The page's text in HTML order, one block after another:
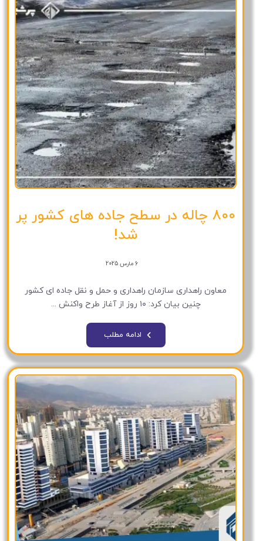
۸۰۰ چاله در سطح جاده های کشور پر
شد!
6 مارس 2025
معاون راهداری سازمان راهداری و حمل و نقل جاده ای کشور
چنین بیان کرد: ۱۰ روز از آغاز طرح واکنش ...
ادامه مطلب